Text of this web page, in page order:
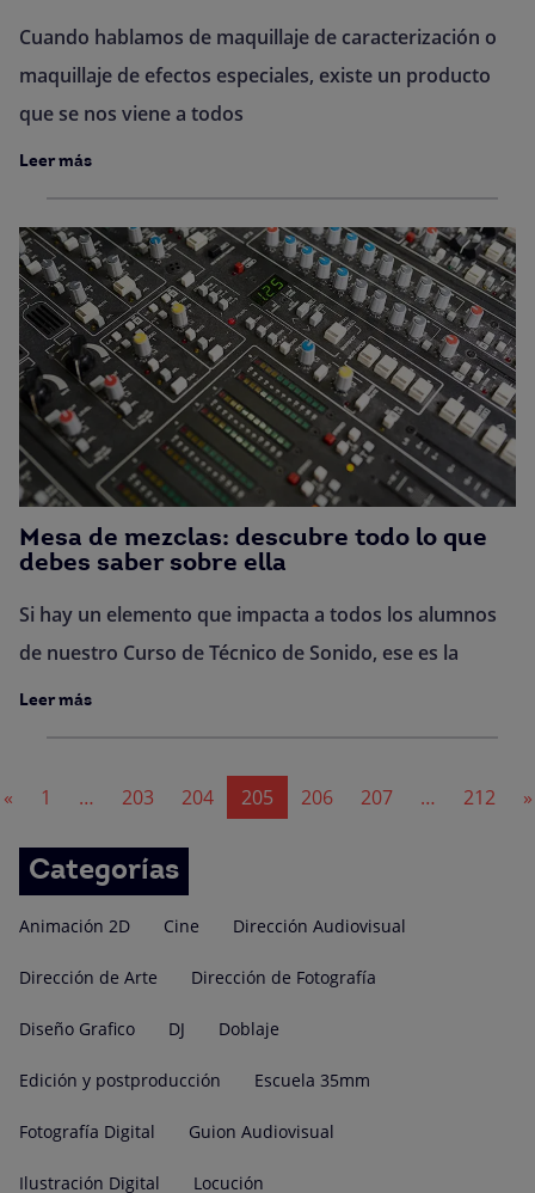
Cuando hablamos de maquillaje de caracterización o
maquillaje de efectos especiales, existe un producto
que se nos viene a todos
Leer más
Mesa de mezclas: descubre todo lo que
debes saber sobre ella
Si hay un elemento que impacta a todos los alumnos
de nuestro Curso de Técnico de Sonido, ese es la
Leer más
Navegación
entradas
« 1 … 203 204 205 206 207 … 212 »
Categorías
Animación 2D Cine Dirección Audiovisual
Dirección de Arte Dirección de Fotografía
Diseño Grafico DJ Doblaje
Edición y postproducción Escuela 35mm
Fotografía Digital Guion Audiovisual
Ilustración Digital Locución